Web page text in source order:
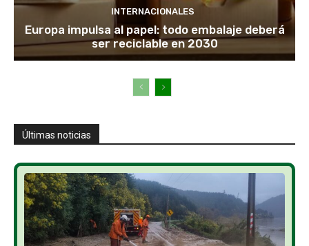
INTERNACIONALES
Europa impulsa al papel: todo embalaje deberá
ser reciclable en 2030
Últimas noticias